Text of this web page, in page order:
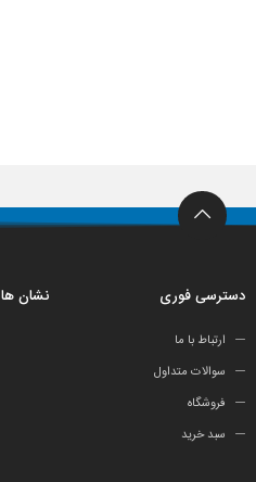
دسترسی فوری
ارتباط با ما
سوالات متداول
فروشگاه
سبد خرید
نشان ها